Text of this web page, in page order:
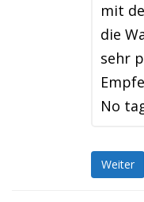
mit
die
sehr
No
Weiter